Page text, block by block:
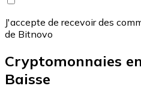
J'accepte de recevoir des
de Bitnovo
Cryptomonnaies
Baisse